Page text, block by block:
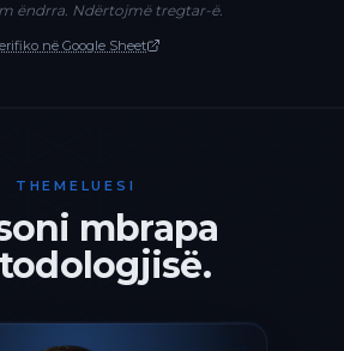
ëndrra. Ndërtojmë tregtar-ë.
në Google Sheet
THEMELUESI
mbrapa